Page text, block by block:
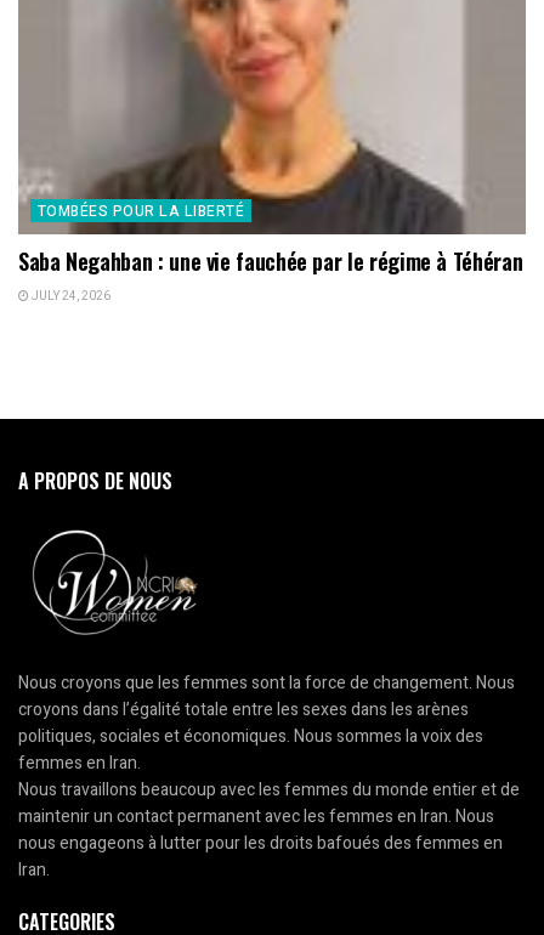
TOMBÉES POUR LA LIBERTÉ
Saba Negahban : une vie fauchée par le régime à Téhéran
JULY 24, 2026
A PROPOS DE NOUS
Nous croyons que les femmes sont la force de changement. Nous
croyons dans l’égalité totale entre les sexes dans les arènes
politiques, sociales et économiques. Nous sommes la voix des
femmes en Iran.
Nous travaillons beaucoup avec les femmes du monde entier et de
maintenir un contact permanent avec les femmes en Iran. Nous
nous engageons à lutter pour les droits bafoués des femmes en
Iran.
CATEGORIES